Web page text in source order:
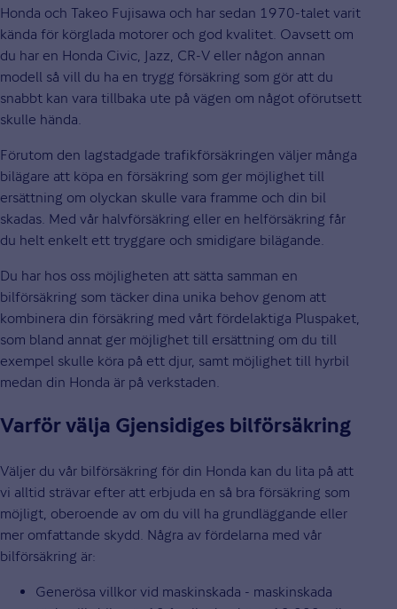
Honda och Takeo Fujisawa och har sedan 1970-talet varit
kända för körglada motorer och god kvalitet. Oavsett om
du har en Honda Civic, Jazz, CR-V eller någon annan
modell så vill du ha en trygg försäkring som gör att du
snabbt kan vara tillbaka ute på vägen om något oförutsett
skulle hända.
Förutom den lagstadgade trafikförsäkringen väljer många
bilägare att köpa en försäkring som ger möjlighet till
ersättning om olyckan skulle vara framme och din bil
skadas. Med vår halvförsäkring eller en helförsäkring får
du helt enkelt ett tryggare och smidigare bilägande.
Du har hos oss möjligheten att sätta samman en
bilförsäkring som täcker dina unika behov genom att
kombinera din försäkring med vårt fördelaktiga Pluspaket,
som bland annat ger möjlighet till ersättning om du till
exempel skulle köra på ett djur, samt möjlighet till hyrbil
medan din Honda är på verkstaden.
Varför välja Gjensidiges bilförsäkring
Väljer du vår bilförsäkring för din Honda kan du lita på att
vi alltid strävar efter att erbjuda en så bra försäkring som
möjligt, oberoende av om du vill ha grundläggande eller
mer omfattande skydd. Några av fördelarna med vår
bilförsäkring är:
Generösa villkor vid maskinskada - maskinskada